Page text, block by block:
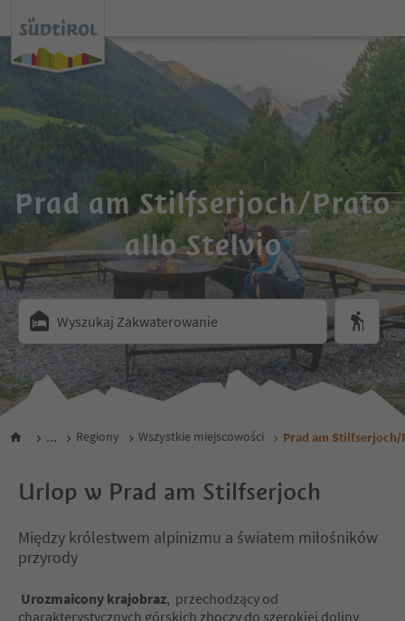
Prad am Stilfserjoch/Prato
allo Stelvio
Wyszukaj Zakwaterowanie
... Regiony Wszystkie miejscowości Prad am
Urlop w Prad am Stilfserjoch
Między królestwem alpinizmu a światem miłośników
przyrody
Urozmaicony krajobraz, przechodzący od
charakterystycznych górskich zboczy do szerokiej doliny